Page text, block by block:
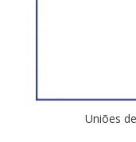
Uniões